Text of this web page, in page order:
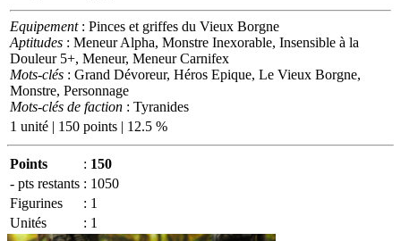
Equipement: Pinces et griffes du Vieux Borgne
Aptitudes : Meneur Alpha, Monstre Inexorable, Insensible à la
Douleur 5+, Meneur, Meneur Carnifex
Mots-clés : Grand Dévoreur, Héros Epique, Le Vieux Borgne,
Monstre, Personnage
Mots-clés de faction : Tyranides
1 unité | 150 points | 12.5 %
Points : 150
- pts restants : 1050
Figurines
: 1
Unités
: 1